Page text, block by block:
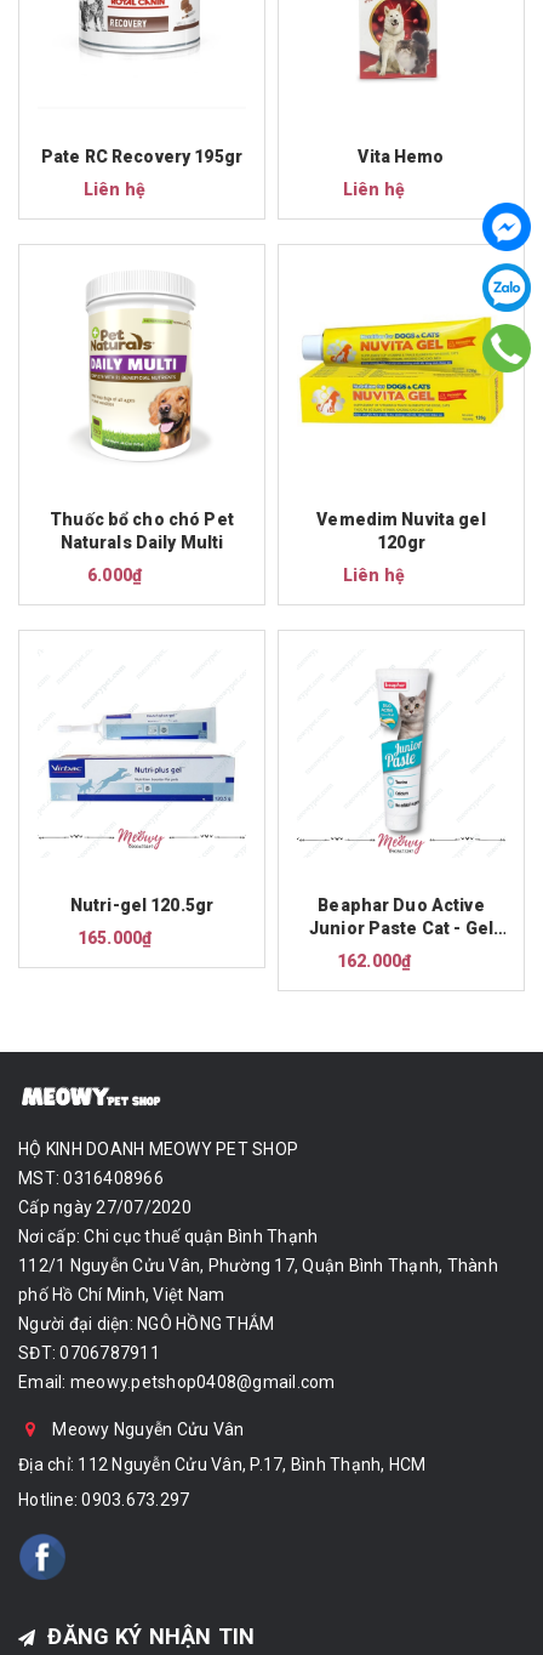
Pate RC Recovery 195gr
Liên hệ
Vita Hemo
Liên hệ
Thuốc bổ cho chó Pet
Naturals Daily Multi
6.000₫
Vemedim Nuvita gel
120gr
Liên hệ
Nutri-gel 120.5gr
165.000₫
Beaphar Duo Active
Junior Paste Cat - Gel
dinh dưỡng cho mèo
con
162.000₫
HỘ KINH DOANH MEOWY PET SHOP
MST: 0316408966
Cấp ngày 27/07/2020
Nơi cấp: Chi cục thuế quận Bình Thạnh
112/1 Nguyễn Cửu Vân, Phường 17, Quận Bình Thạnh, Thành
phố Hồ Chí Minh, Việt Nam
Người đại diện: NGÔ HỒNG THẮM
SĐT: 0706787911
Email: meowy.petshop0408@gmail.com
Meowy Nguyễn Cửu Vân
Địa chỉ: 112 Nguyễn Cửu Vân, P.17, Bình Thạnh, HCM
Hotline:0903.673.297
ĐĂNG KÝ NHẬN TIN